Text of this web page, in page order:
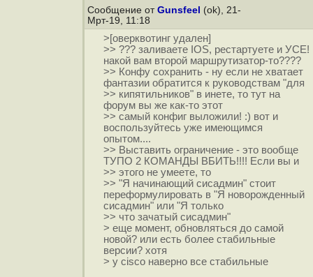
Сообщение от Gunsfeel (ok), 21-
Мрт-19, 11:18
>[оверквотинг удален]
>> ??? заливаете IOS, рестартуете и УСЕ!
накой вам второй маршрутизатор-то????
>> Конфу сохранить - ну если не хватает
фантазии обратится к руководствам "для
>> кипятильников" в инете, то тут на
форум вы же как-то этот
>> самый конфиг выложили! :) вот и
воспользуйтесь уже имеющимся
опытом....
>> Выставить ограничение - это вообще
ТУПО 2 КОМАНДЫ ВБИТЬ!!!! Если вы и
>> этого не умеете, то
>> "Я начинающий сисадмин" стоит
переформулировать в "Я новорожденный
сисадмин" или "Я только
>> что зачатый сисадмин"
> еще момент, обновляться до самой
новой? или есть более стабильные
версии? хотя
> у cisco наверно все стабильные